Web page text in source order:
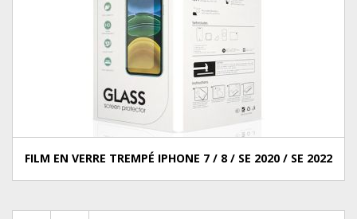
FILM EN VERRE TREMPÉ IPHONE 7 / 8 / SE 2020 / SE 2022